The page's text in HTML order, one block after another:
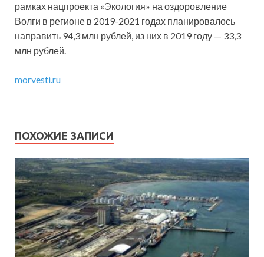
рамках нацпроекта «Экология» на оздоровление
Волги в регионе в 2019-2021 годах планировалось
направить 94,3 млн рублей, из них в 2019 году — 33,3
млн рублей.
morvesti.ru
ПОХОЖИЕ ЗАПИСИ